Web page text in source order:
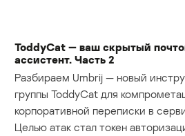
ToddyCat — ваш скрытый
ассистент. Часть 2
Разбираем Umbrij — новый
группы ToddyCat для
корпоративной переписки в
Целью атак стал токен